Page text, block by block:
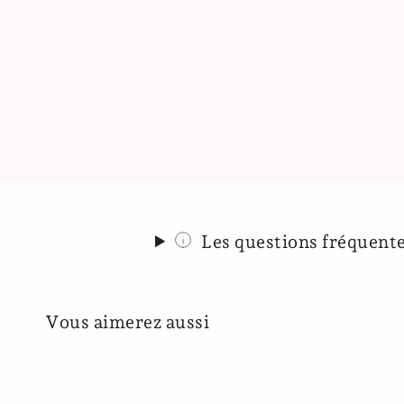
Les questions
Vous aimerez aussi